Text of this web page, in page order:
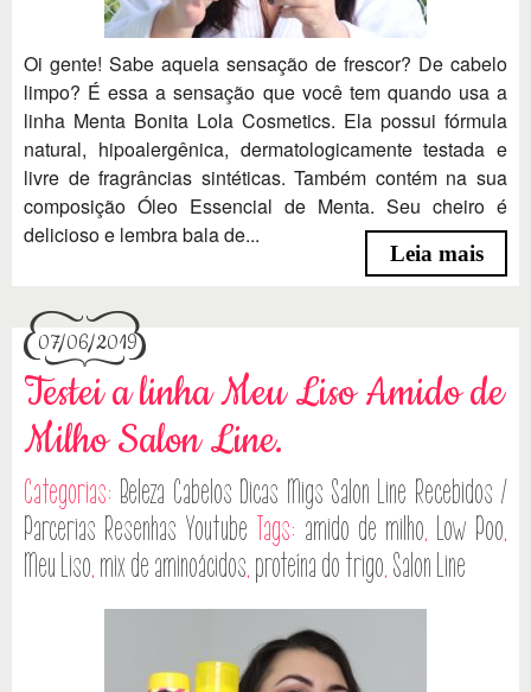
Oi gente! Sabe aquela sensação de frescor? De cabelo
limpo? É essa a sensação que você tem quando usa a
linha Menta Bonita Lola Cosmetics. Ela possui fórmula
natural, hipoalergênica, dermatologicamente testada e
livre de fragrâncias sintéticas. Também contém na sua
composição Óleo Essencial de Menta. Seu cheiro é
delicioso e lembra bala de...
Leia mais
07/06/2019
Testei a linha Meu Liso Amido de
Milho Salon Line.
Categorias: Beleza Cabelos Dicas Migs Salon Line Recebidos /
Parcerias Resenhas Youtube Tags: amido de milho, Low Poo,
Meu Liso, mix de aminoácidos, proteína do trigo, Salon Line